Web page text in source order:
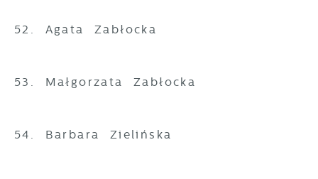
52. Agata Zabłocka
53. Małgorzata Zabłocka
54. Barbara Zielińska